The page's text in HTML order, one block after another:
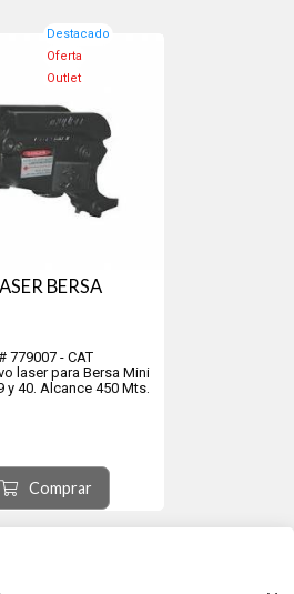
Destacado
Oferta
Outlet
BERSA
779007 - CAT
laser para Bersa Mini
y 40. Alcance 450 Mts.
Comprar